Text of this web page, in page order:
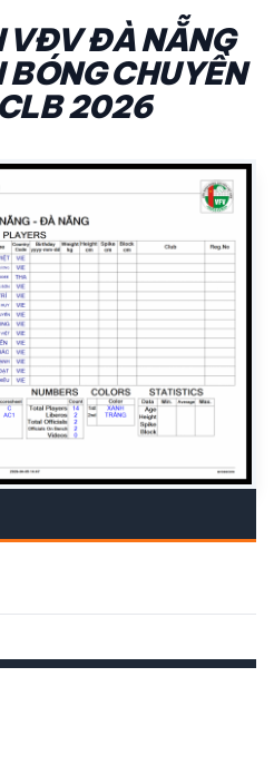
VĐV ĐÀ NẴNG
BÓNG CHUYỀN
2026